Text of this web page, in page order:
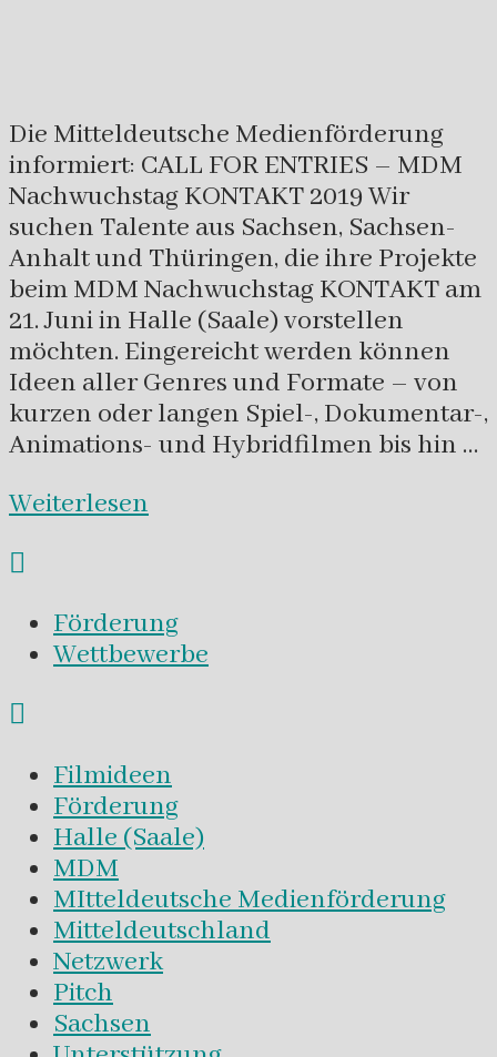
Die Mitteldeutsche Medienförderung
informiert: CALL FOR ENTRIES – MDM
Nachwuchstag KONTAKT 2019 Wir
suchen Talente aus Sachsen, Sachsen-
Anhalt und Thüringen, die ihre Projekte
beim MDM Nachwuchstag KONTAKT am
21. Juni in Halle (Saale) vorstellen
möchten. Eingereicht werden können
Ideen aller Genres und Formate – von
kurzen oder langen Spiel-, Dokumentar-,
Animations- und Hybridfilmen bis hin …
Weiterlesen
Förderung
Wettbewerbe
Filmideen
Förderung
Halle (Saale)
MDM
MItteldeutsche Medienförderung
Mitteldeutschland
Netzwerk
Pitch
Sachsen